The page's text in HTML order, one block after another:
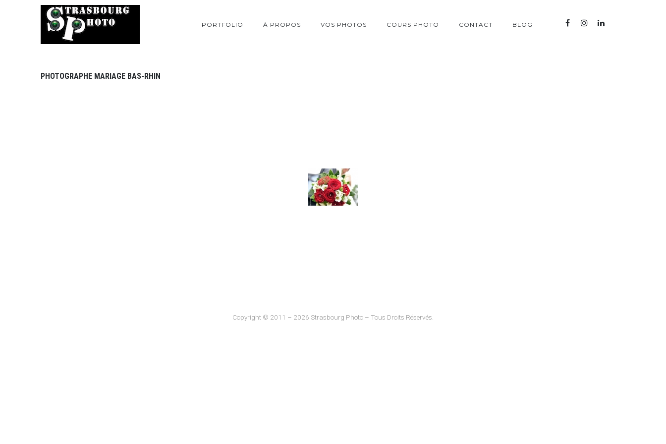
PORTFOLIO À PROPOS VOS PHOTOS COURS PHOTO CONTACT BLOG
PHOTOGRAPHE MARIAGE BAS-RHIN
Copyright © 2011 – 2026 Strasbourg Photo – Tous Droits Réservés.